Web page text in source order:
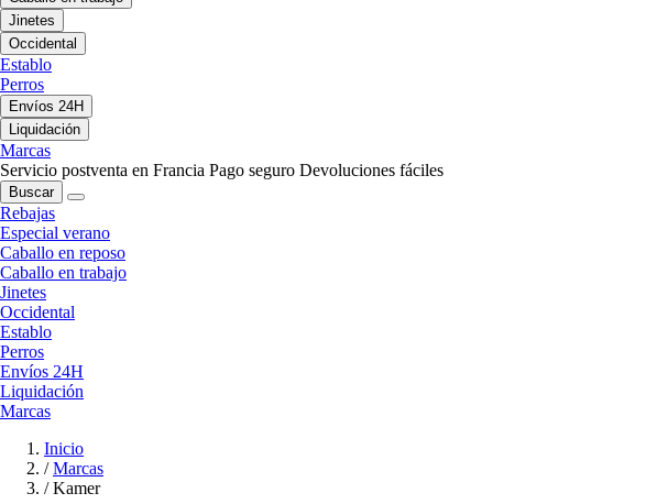
Jinetes
Occidental
Establo
Perros
Envíos 24H
Liquidación
Marcas
Servicio postventa en Francia Pago seguro Devoluciones fáciles
Buscar
Rebajas
Especial verano
Caballo en reposo
Caballo en trabajo
Jinetes
Occidental
Establo
Perros
Envíos 24H
Liquidación
Marcas
Inicio
/ Marcas
/ Kamer